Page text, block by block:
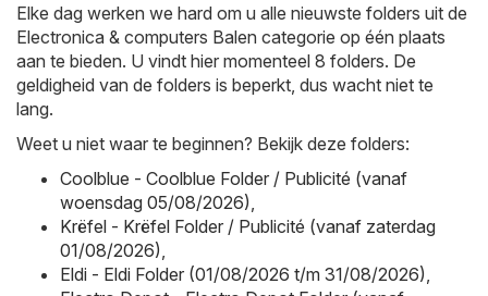
Elke dag werken we hard om u alle nieuwste folders uit de
Electronica & computers Balen categorie op één plaats
aan te bieden. U vindt hier momenteel 8 folders. De
geldigheid van de folders is beperkt, dus wacht niet te
lang.
Weet u niet waar te beginnen? Bekijk deze folders:
Coolblue - Coolblue Folder / Publicité (vanaf
woensdag 05/08/2026)
Krëfel - Krëfel Folder / Publicité (vanaf zaterdag
01/08/2026)
Eldi - Eldi Folder (01/08/2026 t/m 31/08/2026)